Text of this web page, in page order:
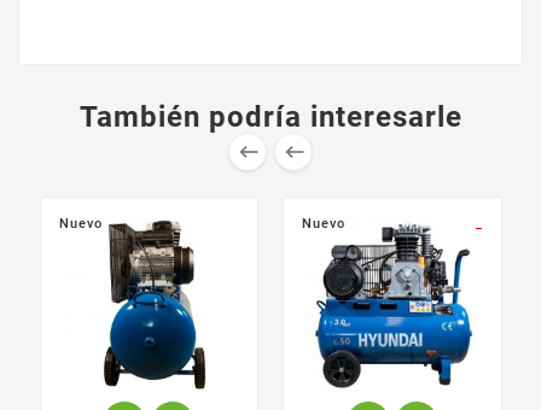
También podría interesarle
 
Nuevo Nuevo